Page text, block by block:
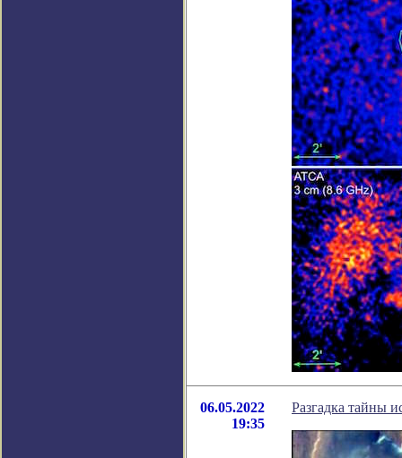
06.05.2022
19:35
Разгадка тайны